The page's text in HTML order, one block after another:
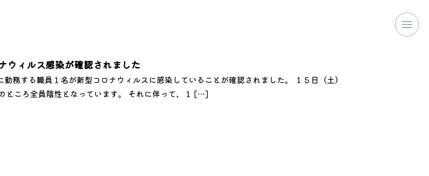
ウィルス感染が確認されました
務する職員１名が新型コロナウィルスに感染していることが確認されました。 １５日（土）
ところ全員陰性となっています。 それに伴って、１ […]